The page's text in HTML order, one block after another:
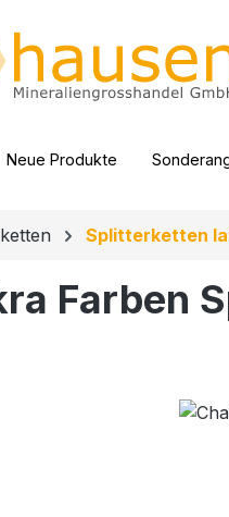
springen
Neue Produkte
Splitterketten
Farben